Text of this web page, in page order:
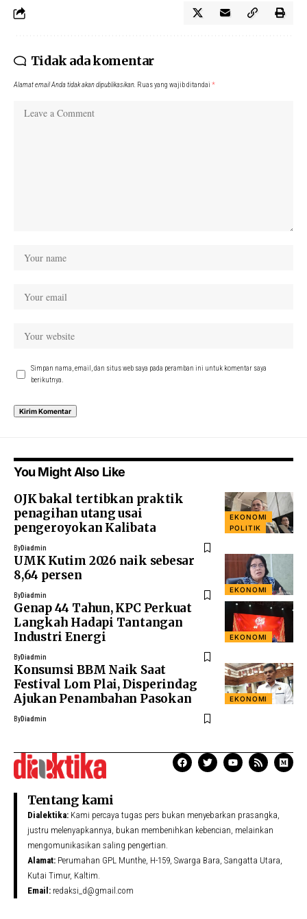
Tidak ada komentar
Alamat email Anda tidak akan dipublikasikan. Ruas yang wajib ditandai *
Simpan nama, email, dan situs web saya pada peramban ini untuk komentar saya
berikutnya.
You Might Also Like
EKONOMI
POLITIK
OJK bakal tertibkan praktik
penagihan utang usai
pengeroyokan Kalibata
ByDiadmin
EKONOMI
UMK Kutim 2026 naik sebesar
8,64 persen
ByDiadmin
EKONOMI
Genap 44 Tahun, KPC Perkuat
Langkah Hadapi Tantangan
Industri Energi
ByDiadmin
EKONOMI
Konsumsi BBM Naik Saat
Festival Lom Plai, Disperindag
Ajukan Penambahan Pasokan
ByDiadmin
Tentang kami
Dialektika: Kami percaya tugas pers bukan menyebarkan prasangka,
justru melenyapkannya, bukan membenihkan kebencian, melainkan
mengomunikasikan saling pengertian.
Alamat: Perumahan GPL Munthe, H-159, Swarga Bara, Sangatta Utara,
Kutai Timur, Kaltim.
Email: redaksi_d@gmail.com